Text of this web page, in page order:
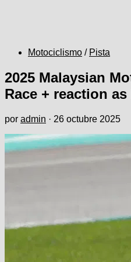
Motociclismo / Pista
2025 Malaysian
Race + reaction
por admin · 26 octubre 2025